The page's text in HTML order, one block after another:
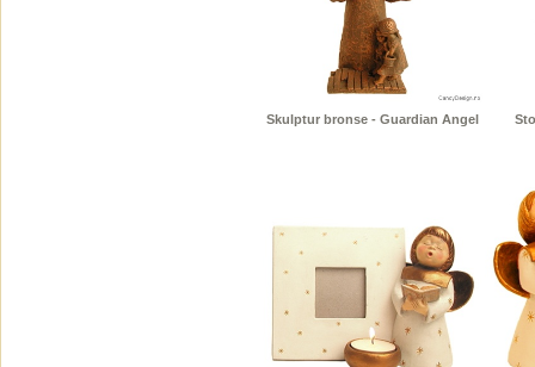
Skulptur bronse - Guardian Angel